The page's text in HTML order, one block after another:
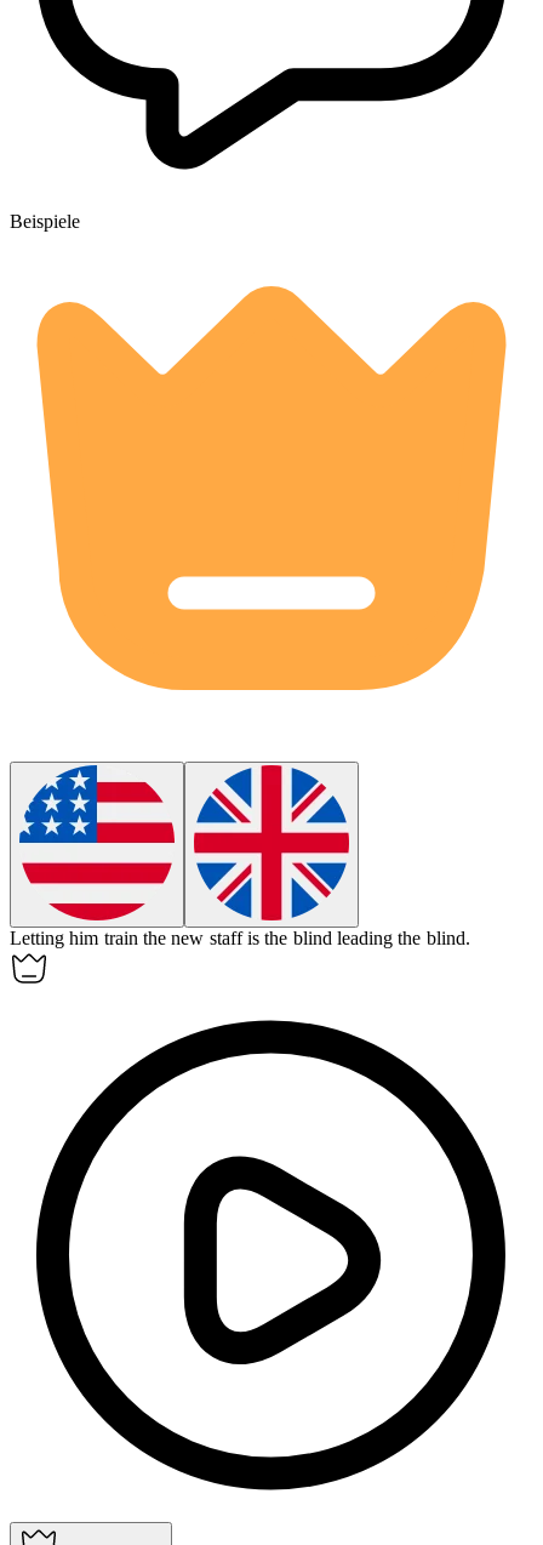
Beispiele
Letting him train the new staff is the blind leading the blind.